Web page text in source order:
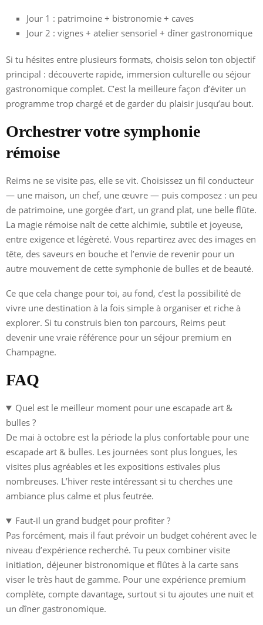
Jour 1 : patrimoine + bistronomie + caves
Jour 2 : vignes + atelier sensoriel + dîner gastronomique
Si tu hésites entre plusieurs formats, choisis selon ton objectif
principal : découverte rapide, immersion culturelle ou séjour
gastronomique complet. C’est la meilleure façon d’éviter un
programme trop chargé et de garder du plaisir jusqu’au bout.
Orchestrer votre symphonie
rémoise
Reims ne se visite pas, elle se vit. Choisissez un fil conducteur
— une maison, un chef, une œuvre — puis composez : un peu
de patrimoine, une gorgée d’art, un grand plat, une belle flûte.
La magie rémoise naît de cette alchimie, subtile et joyeuse,
entre exigence et légèreté. Vous repartirez avec des images en
tête, des saveurs en bouche et l’envie de revenir pour un
autre mouvement de cette symphonie de bulles et de beauté.
Ce que cela change pour toi, au fond, c’est la possibilité de
vivre une destination à la fois simple à organiser et riche à
explorer. Si tu construis bien ton parcours, Reims peut
devenir une vraie référence pour un séjour premium en
Champagne.
FAQ
Quel est le meilleur moment pour une escapade art &
bulles ?
De mai à octobre est la période la plus confortable pour une
escapade art & bulles. Les journées sont plus longues, les
visites plus agréables et les expositions estivales plus
nombreuses. L’hiver reste intéressant si tu cherches une
ambiance plus calme et plus feutrée.
Faut-il un grand budget pour profiter ?
Pas forcément, mais il faut prévoir un budget cohérent avec le
niveau d’expérience recherché. Tu peux combiner visite
initiation, déjeuner bistronomique et flûtes à la carte sans
viser le très haut de gamme. Pour une expérience premium
complète, compte davantage, surtout si tu ajoutes une nuit et
un dîner gastronomique.